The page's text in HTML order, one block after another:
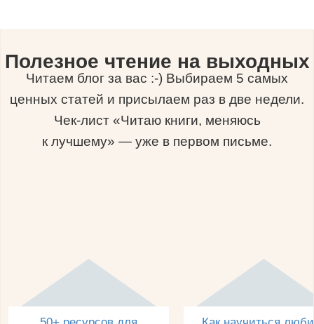
Полезное чтение на выходных
Читаем блог за вас :-) Выбираем 5 самых
ценных статей и присылаем раз в две недели.
Чек-лист «Читаю книги, меняюсь
к лучшему» — уже в первом письме.